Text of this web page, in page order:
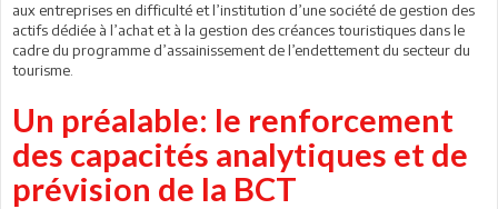
aux entreprises en difficulté et l’institution d’une société de gestion des
actifs dédiée à l’achat et à la gestion des créances touristiques dans le
cadre du programme d’assainissement de l’endettement du secteur du
tourisme.
Un préalable: le renforcement
des capacités analytiques et de
prévision de la BCT